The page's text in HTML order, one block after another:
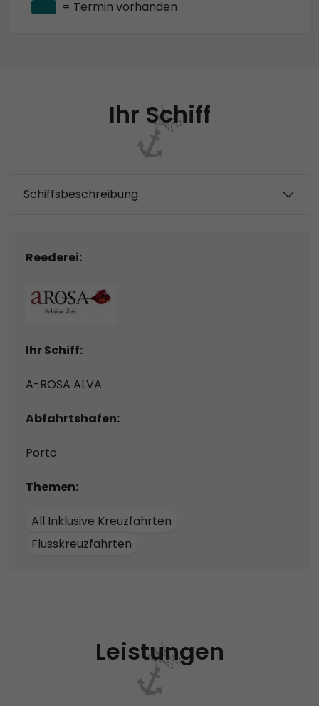
= Termin vorhanden
Ihr Schiff
Schiffsbeschreibung
Reederei:
Ihr Schiff:
A-ROSA ALVA
Abfahrtshafen:
Porto
Themen:
All Inklusive Kreuzfahrten
Flusskreuzfahrten
Leistungen